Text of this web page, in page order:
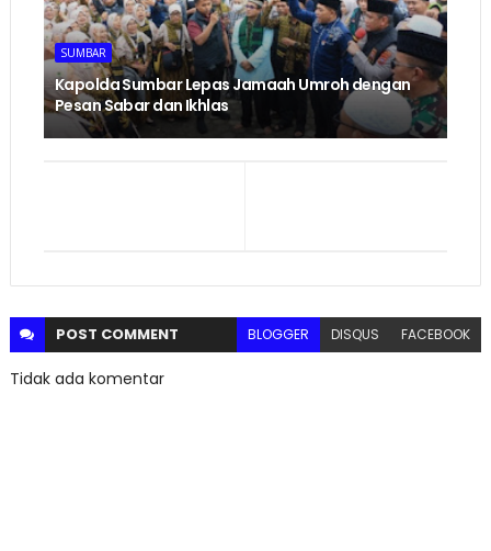
SUMBAR
Kapolda Sumbar Lepas Jamaah Umroh dengan
Pesan Sabar dan Ikhlas
POST COMMENT BLOGGER DISQUS FACEBOOK
Tidak ada komentar